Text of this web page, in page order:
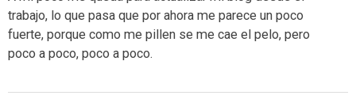
trabajo, lo que pasa que por ahora me parece un poco
fuerte, porque como me pillen se me cae el pelo, pero
poco a poco, poco a poco.